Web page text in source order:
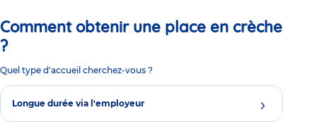
Comment obtenir une place en crèche
?
Quel type d'accueil cherchez-vous ?
Longue durée via l'employeur